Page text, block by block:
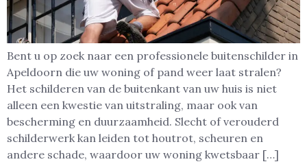
Bent u op zoek naar een professionele buitenschilder in
Apeldoorn die uw woning of pand weer laat stralen?
Het schilderen van de buitenkant van uw huis is niet
alleen een kwestie van uitstraling, maar ook van
bescherming en duurzaamheid. Slecht of verouderd
schilderwerk kan leiden tot houtrot, scheuren en
andere schade, waardoor uw woning kwetsbaar […]